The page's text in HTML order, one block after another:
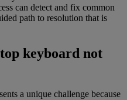
can detect and fix common
path to resolution that is
keyboard not
a unique challenge because